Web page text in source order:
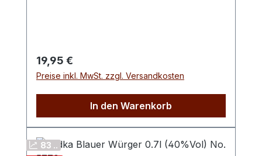
Dessertlikör, der die feinen Aromen
weißer Schokolade mit einer milden
Alkoholbasis vereint. Seine samtige
Konsistenz und die ausgewogene Süße
Genussmoment – sowohl pur als auch in
kreativen Drinks oder Desserts. Bereits
Regulärer Preis:
19,95 €
Preise inkl. MwSt. zzgl. Versandkosten
In den Warenkorb
83 ..